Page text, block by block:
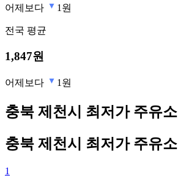
어제보다 1원
전국 평균
1,847원
어제보다 1원
충북 제천시 최저가 주유소
충북 제천시 최저가 주유소
1